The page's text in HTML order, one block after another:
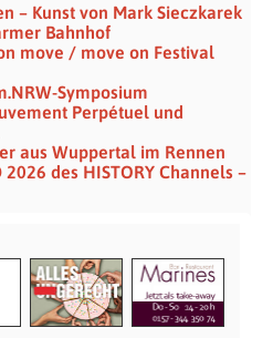
– Kunst von Mark Sieczkarek
Bahnhof
move / move on Festival
Symposium
Perpétuel und
aus Wuppertal im Rennen
2026 des HISTORY Channels –